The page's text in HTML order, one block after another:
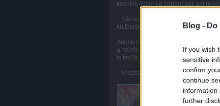
Blog -
If you wish
sensitive
confirm
continue
information
further
kezdték építeni a zsinagógát, amire
- Nézze, Angster úr. Orgonára ott is
külföldön. Menjen, jelentkezzék az
Angster 1867 nyarán fel is kereste a
a műről. Alig egy hónappal később,
is került. A megrendelők így biztatták a
- Készítsen nekünk jutányosan egy jó